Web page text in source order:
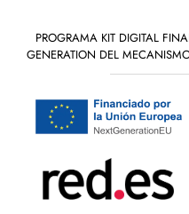
PROGRAMA KIT DIGITAL
GENERATION DEL